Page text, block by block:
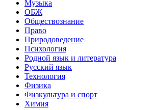
Музыка
ОБЖ
Обществознание
Право
Природоведение
Психология
Родной язык и литература
Русский язык
Технология
Физика
Физкультура и спорт
Химия